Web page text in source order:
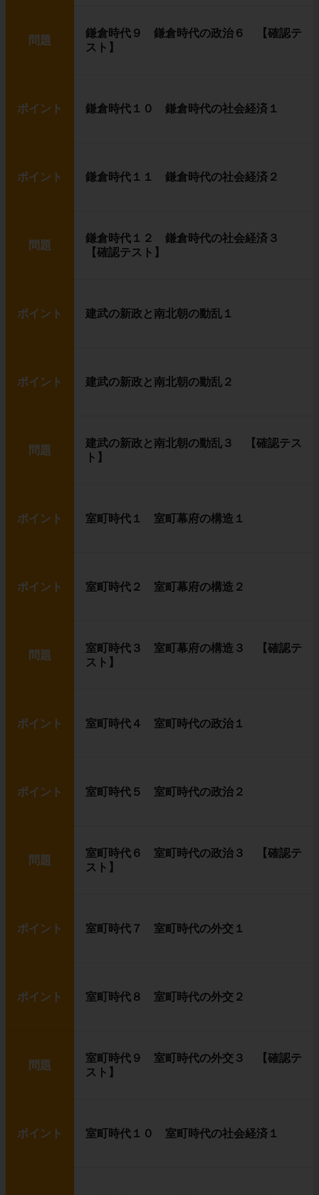
問題
鎌倉時代９ 鎌倉時代の政治６ 【確認テ
スト】
ポイント 鎌倉時代１０ 鎌倉時代の社会経済１
ポイント 鎌倉時代１１ 鎌倉時代の社会経済２
問題
鎌倉時代１２ 鎌倉時代の社会経済３
【確認テスト】
ポイント 建武の新政と南北朝の動乱１
ポイント 建武の新政と南北朝の動乱２
問題
建武の新政と南北朝の動乱３ 【確認テス
ト】
ポイント 室町時代１ 室町幕府の構造１
ポイント 室町時代２ 室町幕府の構造２
問題
室町時代３ 室町幕府の構造３ 【確認テ
スト】
ポイント 室町時代４ 室町時代の政治１
ポイント 室町時代５ 室町時代の政治２
問題
室町時代６ 室町時代の政治３ 【確認テ
スト】
ポイント 室町時代７ 室町時代の外交１
ポイント 室町時代８ 室町時代の外交２
問題
室町時代９ 室町時代の外交３ 【確認テ
スト】
ポイント 室町時代１０ 室町時代の社会経済１